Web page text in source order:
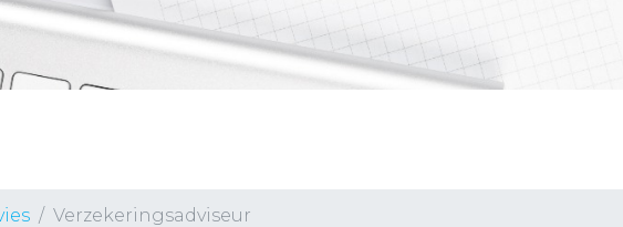
Verzekeringsadviseur